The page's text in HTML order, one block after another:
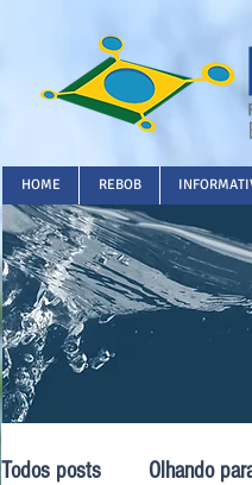
HOME REBOB
Todos posts Olhando